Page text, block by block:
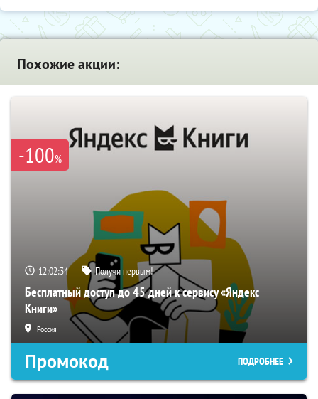
Похожие акции:
-100%
12:02:33 Получи первым!
Бесплатный доступ до 45 дней к сервису «Яндекс
Книги»
Россия
Промокод ПОДРОБНЕЕ